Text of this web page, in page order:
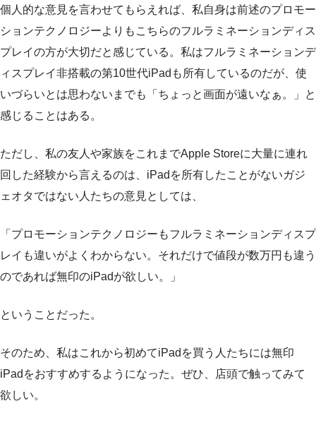
個人的な意見を言わせてもらえれば、私自身は前述のプロモー
ションテクノロジーよりもこちらのフルラミネーションディス
プレイの方が大切だと感じている。私はフルラミネーションデ
ィスプレイ非搭載の第10世代iPadも所有しているのだが、使
いづらいとは思わないまでも「ちょっと画面が遠いなぁ。」と
感じることはある。
ただし、私の友人や家族をこれまでApple Storeに大量に連れ
回した経験から言えるのは、iPadを所有したことがないガジ
ェオタではない人たちの意見としては、
「プロモーションテクノロジーもフルラミネーションディスプ
レイも違いがよくわからない。それだけで値段が数万円も違う
のであれば無印のiPadが欲しい。」
ということだった。
そのため、私はこれから初めてiPadを買う人たちには無印
iPadをおすすめするようになった。ぜひ、店頭で触ってみて
欲しい。